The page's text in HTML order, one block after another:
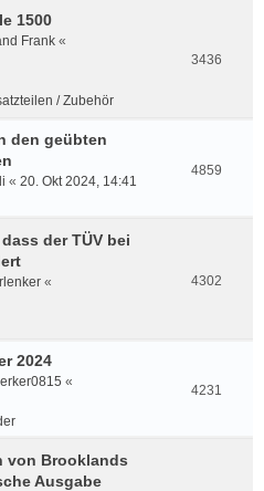
1500
Frank «
/ Zubehör
3436
den geübten
« 20. Okt 2024, 14:41
4859
der TÜV bei
«
4302
2024
«
4231
von Brooklands
Ausgabe